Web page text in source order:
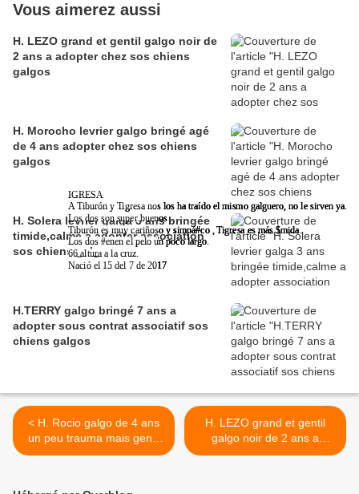
IGRESA
A Tiburón y Tigresa nos los ha traído el mismo galguero, no le sirven ya.
Los dos son super buenos .
Tiburón es muy cariñoso y simpá#co , Tigresa es más $mida.
Los dos #enen el pelo un poco largo.
66 altura a la cruz.
Nació el 15 del 7 de 2017
IGRESA
A Tiburón y Tigresa nos los ha traído el mismo galguero, no le sirven ya.
Los dos son super buenos .
Tiburón es muy cariñoso y simpá#co , Tigresa es más $mida.
Los dos #enen el pelo un poco largo.
66 altura a la cruz.
Nació el 15 del 7 de 2017
IGRESA
A Tiburón y Tigresa nos los ha traído el mismo galguero, no le sirven ya.
Los dos son super buenos .
Tiburón es muy cariñoso y simpá#co , Tigresa es más $mida.
Los dos #enen el pelo un poco largo.
66 altura a la cruz.
Nació el 15 del 7 de 2017
Vous aimerez aussi
H. LEZO grand et gentil galgo noir de
2 ans a adopter chez sos chiens
galgos
H. Morocho levrier galgo bringé agé
de 4 ans adopter chez sos chiens
galgos
H. Solera levrier galga 3 ans bringée
timide,calme a adopter association
sos chiens galgos
H.TERRY galgo bringé 7 ans a
adopter sous contrat associatif sos
chiens galgos
< H. Rocio galgo de 4 ans
un peu trauma mais gentil
qui vous attend vite chez
H. LEZO grand et gentil
galgo noir de 2 ans a
adopter chez sos chiens